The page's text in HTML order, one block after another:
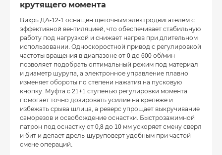
крутящего момента
Вихрь ДА-12-1 оснащен щеточным электродвигателем с
эффективной вентиляцией, что обеспечивает стабильную
работу под нагрузкой и снижает нагрев при длительном
использовании. Односкоростной привод с регулировкой
частоты вращения в диапазоне от 0 до 600 об/мин
позволяет подобрать оптимальный режим под материал
и диаметр шурупа, а электронное управление плавно
изменяет обороты по степени нажатия на пусковую
кнопку. Муфта с 21+1 ступенью регулировки момента
помогает точно дозировать усилие на крепеже и
избежать срыва шлица, а реверс упрощает выкручивание
саморезов и освобождение оснастки. Быстрозажимной
патрон под оснастку от 0,8 до 10 мм ускоряет смену сверл
и бит и делает дрель-шуруповерт удобным при частой
смене операций.